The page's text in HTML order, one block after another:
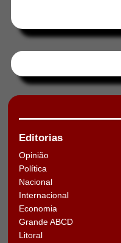
Editorias
Opinião
Política
Nacional
Internacional
Economia
Grande ABCD
Litoral